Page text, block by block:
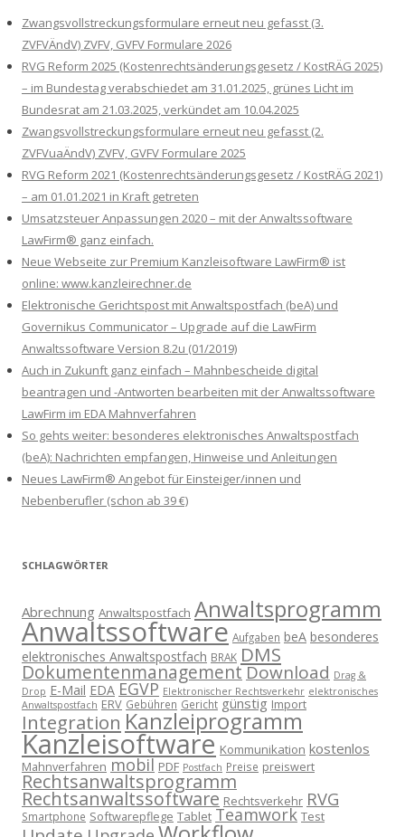
Zwangsvollstreckungsformulare erneut neu gefasst (3.
ZVFVÄndV) ZVFV, GVFV Formulare 2026
RVG Reform 2025 (Kostenrechtsänderungsgesetz / KostRÄG 2025)
– im Bundestag verabschiedet am 31.01.2025, grünes Licht im
Bundesrat am 21.03.2025, verkündet am 10.04.2025
Zwangsvollstreckungsformulare erneut neu gefasst (2.
ZVFVuaÄndV) ZVFV, GVFV Formulare 2025
RVG Reform 2021 (Kostenrechtsänderungsgesetz / KostRÄG 2021)
– am 01.01.2021 in Kraft getreten
Umsatzsteuer Anpassungen 2020 – mit der Anwaltssoftware
LawFirm® ganz einfach.
Neue Webseite zur Premium Kanzleisoftware LawFirm® ist
online: www.kanzleirechner.de
Elektronische Gerichtspost mit Anwaltspostfach (beA) und
Governikus Communicator – Upgrade auf die LawFirm
Anwaltssoftware Version 8.2u (01/2019)
Auch in Zukunft ganz einfach – Mahnbescheide digital
beantragen und -Antworten bearbeiten mit der Anwaltssoftware
LawFirm im EDA Mahnverfahren
So gehts weiter: besonderes elektronisches Anwaltspostfach
(beA): Nachrichten empfangen, Hinweise und Anleitungen
Neues LawFirm® Angebot für Einsteiger/innen und
Nebenberufler (schon ab 39 €)
SCHLAGWÖRTER
Abrechnung Anwaltspostfach Anwaltsprogramm
Anwaltssoftware Aufgaben beA besonderes
elektronisches Anwaltspostfach BRAK DMS
DokumentenmanagementDownload Drag &
Drop E-Mail EDA EGVP Elektronischer Rechtsverkehr elektronisches
Anwaltspostfach ERV Gebühren Gericht günstig Import
Integration Kanzleiprogramm
Kanzleisoftware Kommunikation kostenlos
Mahnverfahren mobil PDF Postfach Preise preiswert
Rechtsanwaltsprogramm
Rechtsanwaltssoftware Rechtsverkehr RVG
Smartphone Softwarepflege Tablet Teamwork Test